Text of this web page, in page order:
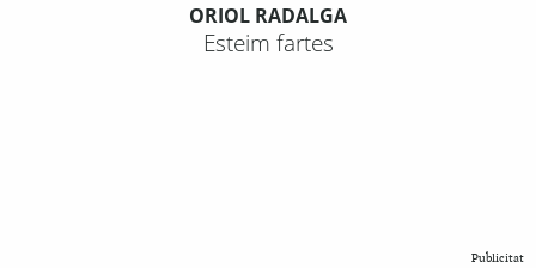
ORIOL RADALGA
Esteim fartes
Publicitat